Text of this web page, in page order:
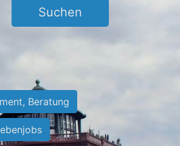
Suchen
Beratung